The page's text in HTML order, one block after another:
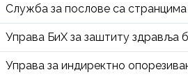
Служба за послове са странцима
Управа БиХ за заштиту здравља
Управа за индиректно